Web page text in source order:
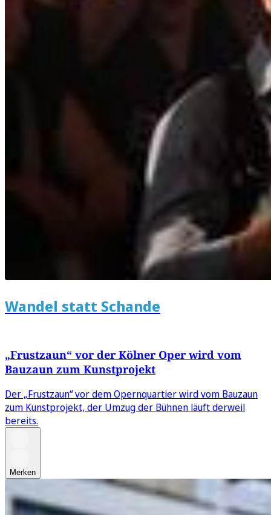
Wandel statt Schande
„Frustzaun“ vor der Kölner Oper wird vom
Bauzaun zum Kunstprojekt
Der „Frustzaun“ vor dem Opernquartier wird vom Bauzaun
zum Kunstprojekt, der Umzug der Bühnen läuft derweil
bereits.
Merken